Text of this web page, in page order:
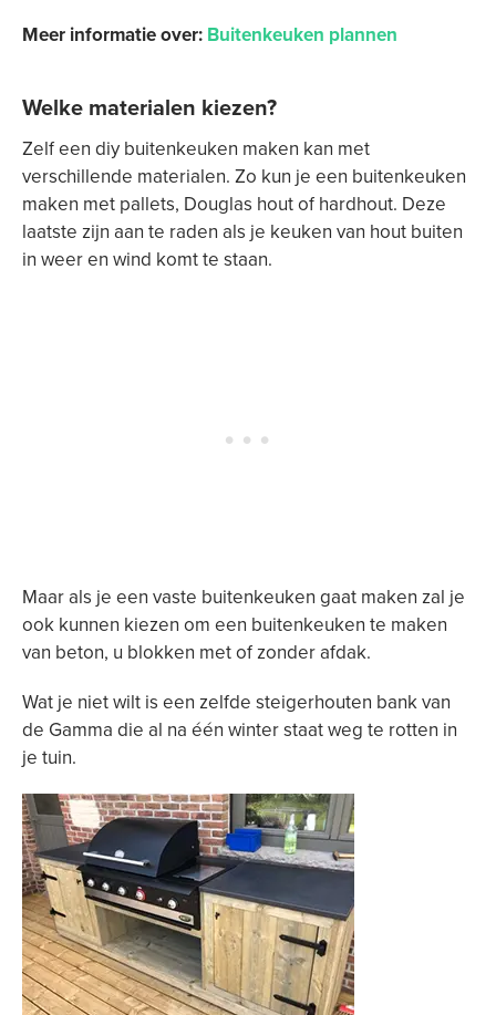
Meer informatie over: Buitenkeuken plannen
Welke materialen kiezen?
Zelf een diy buitenkeuken maken kan met
verschillende materialen. Zo kun je een buitenkeuken
maken met pallets, Douglas hout of hardhout. Deze
laatste zijn aan te raden als je keuken van hout buiten
in weer en wind komt te staan.
Maar als je een vaste buitenkeuken gaat maken zal je
ook kunnen kiezen om een buitenkeuken te maken
van beton, u blokken met of zonder afdak.
Wat je niet wilt is een zelfde steigerhouten bank van
de Gamma die al na één winter staat weg te rotten in
je tuin.